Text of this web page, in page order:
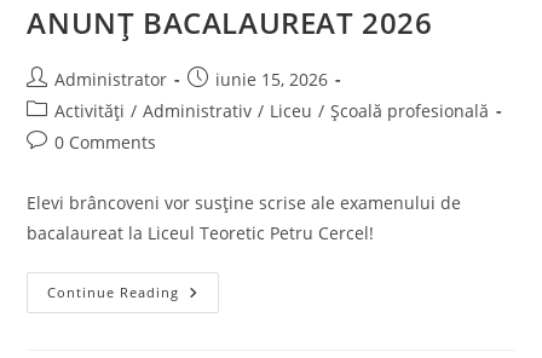
ANUNȚ BACALAUREAT 2026
Post
author:
Administrator
Post
published:
iunie 15, 2026
Post
category:
Activități / Administrativ / Liceu / Școală profesională
Post0 Comments
Elevi brâncoveni vor susține scrise ale examenului de
bacalaureat la Liceul Teoretic Petru Cercel!
Continue Reading ANUNȚ
BACALAUREAT